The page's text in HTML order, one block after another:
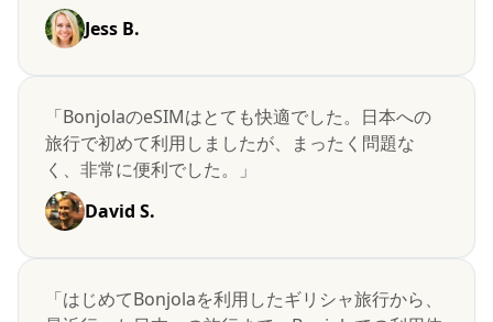
Jess B.
「BonjolaのeSIMはとても快適でした。日本への
旅行で初めて利用しましたが、まったく問題な
く、非常に便利でした。」
David S.
「はじめてBonjolaを利用したギリシャ旅行から、